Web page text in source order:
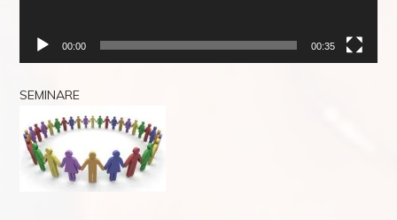
00:00 00:35
SEMINARE